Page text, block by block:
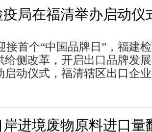
局在福清举办启动仪
接首个“中国品牌日”，福建
给侧改革，开启出口品牌发
启动仪式，福清辖区出口企
岸进境废物原料进口量